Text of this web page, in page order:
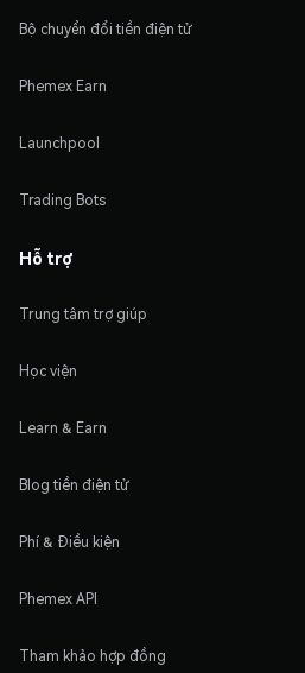
Bộ chuyển đổi tiền điện tử
Phemex Earn
Launchpool
Trading Bots
Hỗ trợ
Trung tâm trợ giúp
Học viện
Learn & Earn
Blog tiền điện tử
Phí & Điều kiện
Phemex API
Tham khảo hợp đồng